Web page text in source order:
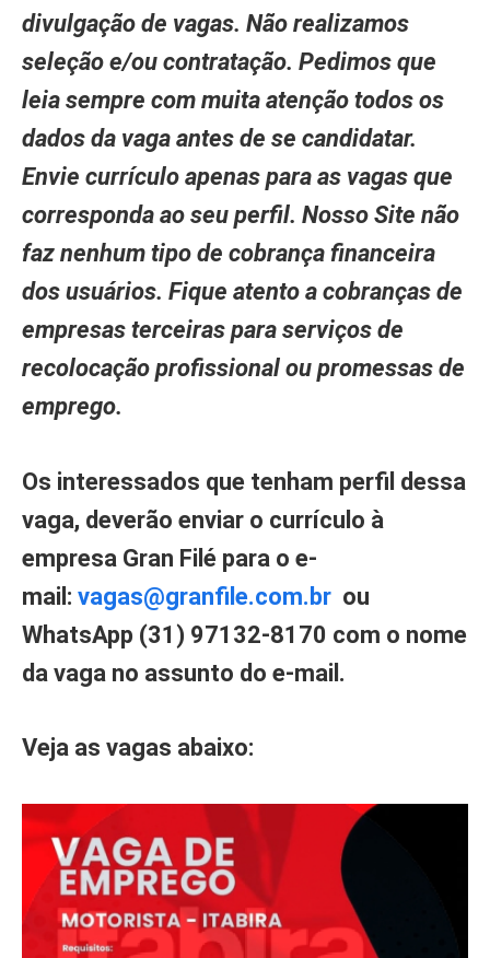
divulgação de vagas. Não realizamos
seleção e/ou contratação. Pedimos que
leia sempre com muita atenção todos os
dados da vaga antes de se candidatar.
Envie currículo apenas para as vagas que
corresponda ao seu perfil. Nosso Site não
faz nenhum tipo de cobrança financeira
dos usuários. Fique atento a cobranças de
empresas terceiras para serviços de
recolocação profissional ou promessas de
emprego.
Os interessados que tenham perfil dessa
vaga, deverão enviar o currículo à
empresa Gran Filé para o e-
mail: vagas@granfile.com.br ou
WhatsApp (31) 97132-8170 com o nome
da vaga no assunto do e-mail.
Veja as vagas abaixo: